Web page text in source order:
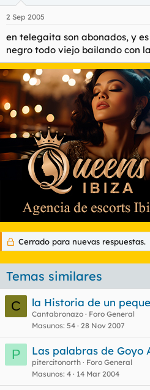
2 Sep 2005
en telegaita son abonados, y
negro todo viejo bailando con
Cerrado para nuevas respuestas.
Temas similares
C
la Historia de un
Cantabronazo
Foro General
Masunos 54 28 Nov 2007
P Las palabras de Goyo
pitercitonorth
Foro General
Masunos 4 14 Mar 2004